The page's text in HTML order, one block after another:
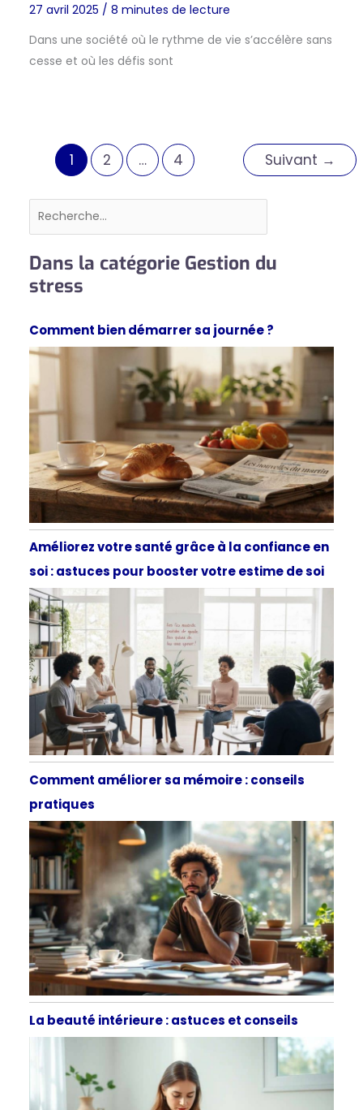
27 avril 2025 / 8 minutes de lecture
Dans une société où le rythme de vie s’accélère sans
cesse et où les défis sont
1 2 … 4 Suivant →
Rechercher
Dans la catégorie Gestion du
stress
Comment bien démarrer sa journée ?
Améliorez votre santé grâce à la confiance en
soi : astuces pour booster votre estime de soi
Comment améliorer sa mémoire : conseils
pratiques
La beauté intérieure : astuces et conseils